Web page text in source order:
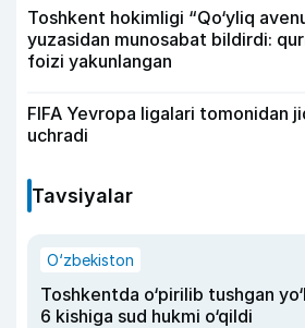
Toshkent hokimligi “Qo‘yliq
yuzasidan munosabat bildirdi:
foizi yakunlangan
FIFA Yevropa ligalari tomonidan
uchradi
Tavsiyalar
O‘zbekiston
Toshkentda o‘pirilib tushgan
6 kishiga sud hukmi o‘qildi